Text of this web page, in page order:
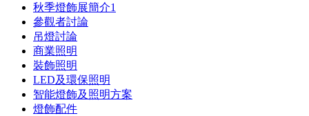
秋季燈飾展簡介1
參觀者討論
吊燈討論
商業照明
裝飾照明
LED及環保照明
智能燈飾及照明方案
燈飾配件